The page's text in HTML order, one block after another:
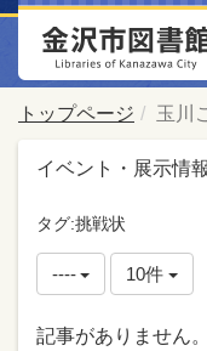
トップページ 玉川
イベント・展示情報
タグ:挑戦状
---- 10件
記事がありません。